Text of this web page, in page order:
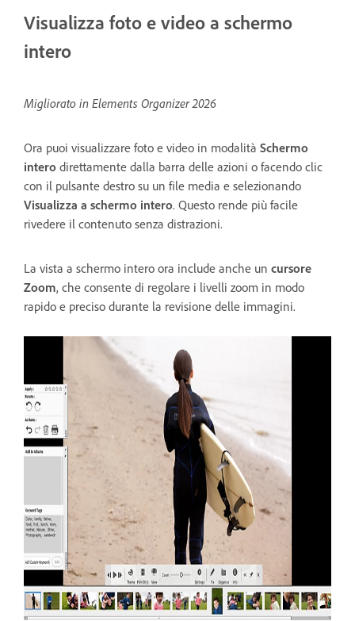
Visualizza foto e video a schermo
intero
Migliorato in Elements Organizer 2026
Ora puoi visualizzare foto e video in modalità Schermo
intero direttamente dalla barra delle azioni o facendo clic
con il pulsante destro su un file media e selezionando
Visualizza a schermo intero. Questo rende più facile
rivedere il contenuto senza distrazioni.
La vista a schermo intero ora include anche un cursore
Zoom, che consente di regolare i livelli zoom in modo
rapido e preciso durante la revisione delle immagini.